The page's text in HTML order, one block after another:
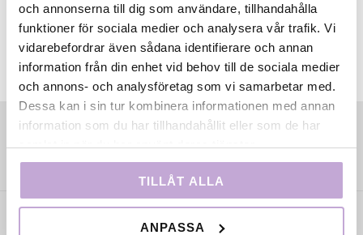
och annonserna till dig som användare, tillhandahålla
funktioner för sociala medier och analysera vår trafik. Vi
vidarebefordrar även sådana identifierare och annan
information från din enhet vid behov till de sociala medier
och annons- och analysföretag som vi samarbetar med.
Dessa kan i sin tur kombinera informationen med annan
information som du har tillhandahållit eller som de har
samlat in när du har använt deras tjänster.
TILLÅT ALLA
ANPASSA